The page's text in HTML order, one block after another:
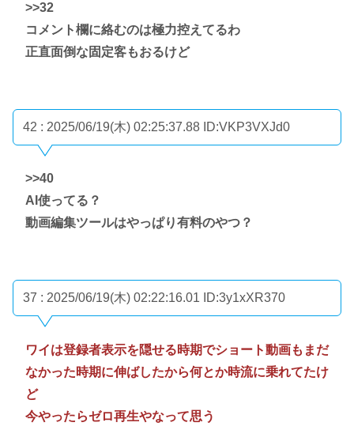
>>32
コメント欄に絡むのは極力控えてるわ
正直面倒な固定客もおるけど
42 : 2025/06/19(木) 02:25:37.88 ID:VKP3VXJd0
>>40
AI使ってる？
動画編集ツールはやっぱり有料のやつ？
37 : 2025/06/19(木) 02:22:16.01 ID:3y1xXR370
ワイは登録者表示を隠せる時期でショート動画もまだ
なかった時期に伸ばしたから何とか時流に乗れてたけ
ど
今やったらゼロ再生やなって思う